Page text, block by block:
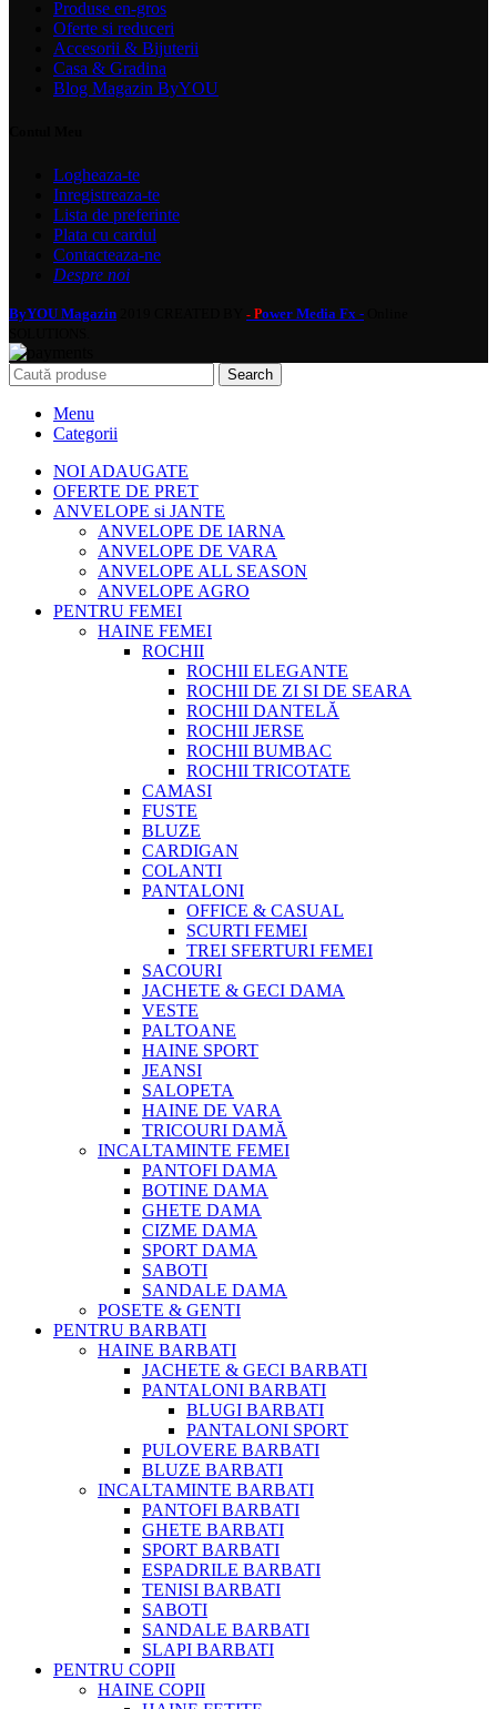
Produse en-gros
Oferte si reduceri
Accesorii & Bijuterii
Casa & Gradina
Blog Magazin ByYOU
Logheaza-te
Inregistreaza-te
Lista de preferinte
Plata cu cardul
Contacteaza-ne
Despre noi
ByYOU Magazin - Power Media Fx -
Search
Menu
Categorii
NOI ADAUGATE
OFERTE DE PRET
ANVELOPE si JANTE
ANVELOPE DE IARNA
ANVELOPE DE VARA
ANVELOPE ALL SEASON
ANVELOPE AGRO
PENTRU FEMEI
HAINE FEMEI
ROCHII
ROCHII ELEGANTE
ROCHII DE ZI SI DE SEARA
ROCHII DANTELĂ
ROCHII JERSE
ROCHII BUMBAC
ROCHII TRICOTATE
CAMASI
FUSTE
BLUZE
CARDIGAN
COLANTI
PANTALONI
OFFICE & CASUAL
SCURTI FEMEI
TREI SFERTURI FEMEI
SACOURI
JACHETE & GECI DAMA
VESTE
PALTOANE
HAINE SPORT
JEANSI
SALOPETA
HAINE DE VARA
TRICOURI DAMĂ
INCALTAMINTE FEMEI
PANTOFI DAMA
BOTINE DAMA
GHETE DAMA
CIZME DAMA
SPORT DAMA
SABOTI
SANDALE DAMA
POSETE & GENTI
PENTRU BARBATI
HAINE BARBATI
JACHETE & GECI BARBATI
PANTALONI BARBATI
BLUGI BARBATI
PANTALONI SPORT
PULOVERE BARBATI
BLUZE BARBATI
INCALTAMINTE BARBATI
PANTOFI BARBATI
GHETE BARBATI
SPORT BARBATI
ESPADRILE BARBATI
TENISI BARBATI
SABOTI
SANDALE BARBATI
SLAPI BARBATI
PENTRU COPII
HAINE COPII